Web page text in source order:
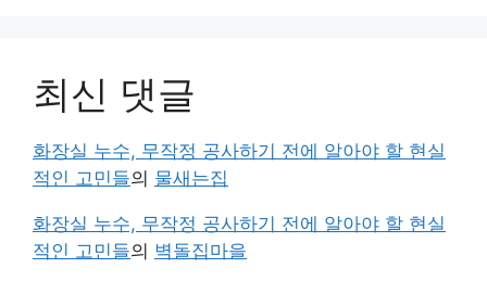
최신 댓글
화장실 누수, 무작정 공사하기 전에 알아야 할 현실
적인 고민들의 물새는집
화장실 누수, 무작정 공사하기 전에 알아야 할 현실
적인 고민들의 벽돌집마을